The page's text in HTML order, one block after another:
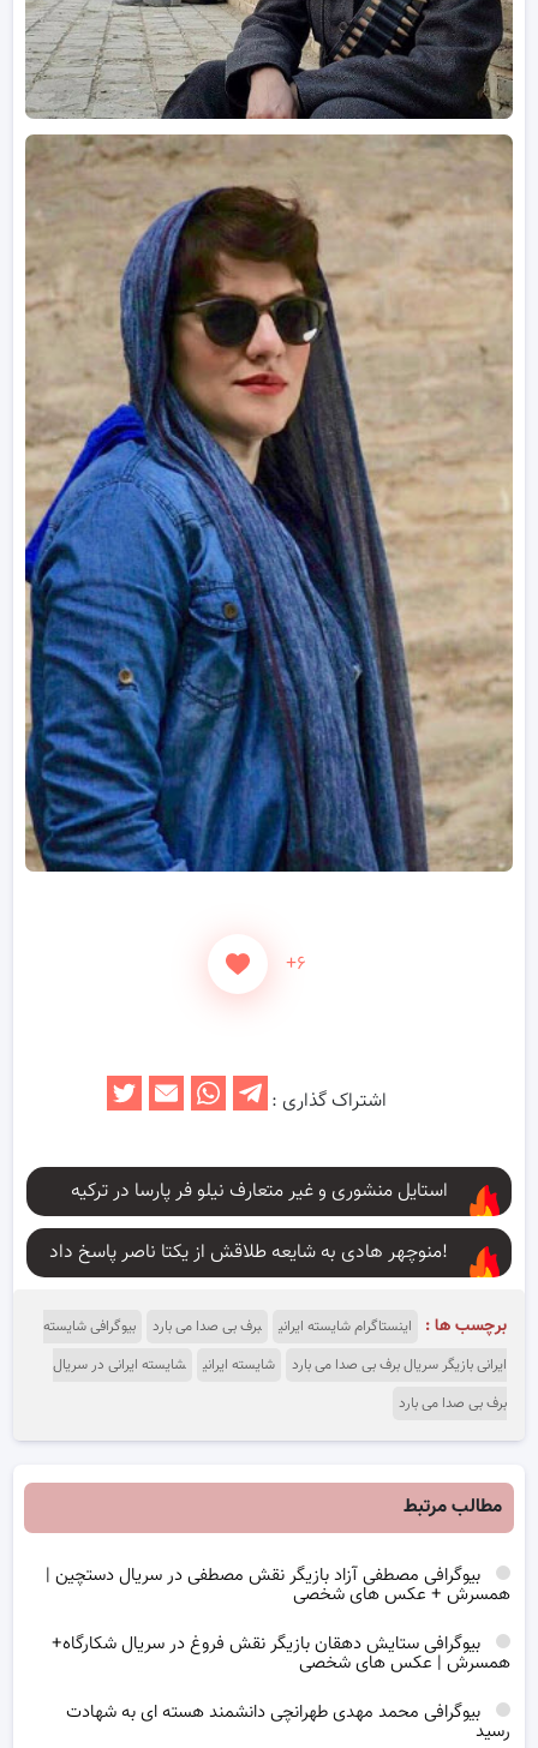
+۶
اشتراک گذاری :
استایل منشوری و غیر متعارف نیلو فر پارسا در ترکیه
منوچهر هادی به شایعه طلاقش از یکتا ناصر پاسخ داد!
برچسب ها : اینستاگرام شایسته ایرانی برف بی صدا می بارد
بیوگرافی شایسته
ایرانی بازیگر سریال برف بی صدا می بارد
شایسته ایرانی
شایسته ایرانی در سریال
برف بی صدا می بارد
مطالب مرتبط
بیوگرافی مصطفی آزاد بازیگر نقش مصطفی در سریال دستچین |
همسرش + عکس های شخصی
بیوگرافی ستایش دهقان بازیگر نقش فروغ در سریال شکارگاه+
همسرش | عکس های شخصی
بیوگرافی محمد مهدی طهرانچی دانشمند هسته ای به شهادت
رسید